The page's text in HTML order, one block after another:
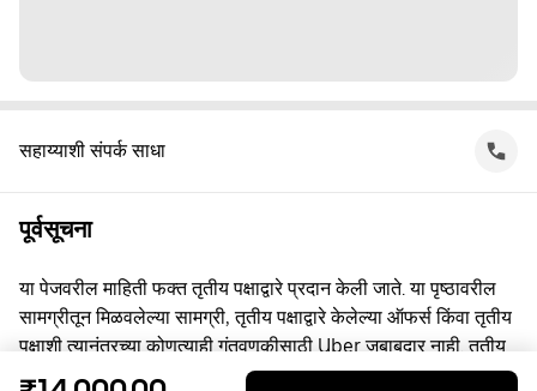
सहाय्याशी संपर्क साधा
पूर्वसूचना
या पेजवरील माहिती फक्त तृतीय पक्षाद्वारे प्रदान केली जाते. या पृष्ठावरील
सामग्रीतून मिळवलेल्या सामग्री, तृतीय पक्षाद्वारे केलेल्या ऑफर्स किंवा तृतीय
पक्षाशी त्यानंतरच्या कोणत्याही गुंतवणूकीसाठी Uber जबाबदार नाही. तृतीय
पक्षाशी व्यस्त असताना, तुम्ही त्यांच्याशी थेट करार करता, ज्यासाठी Uber हा